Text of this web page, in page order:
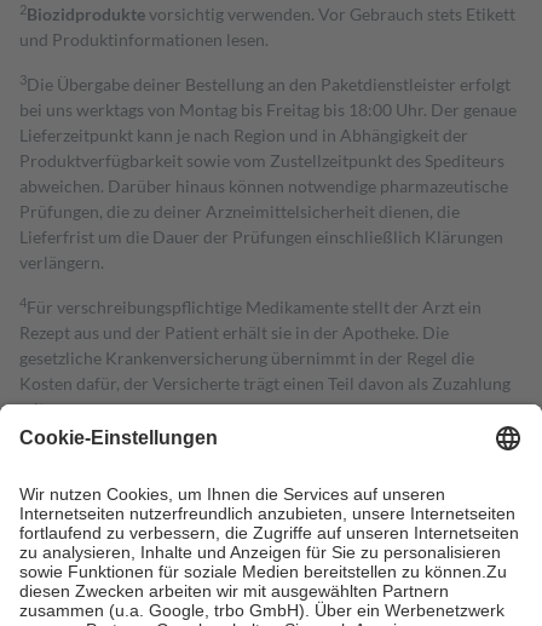
2Biozidproduktevorsichtig verwenden. Vor Gebrauch stets Etikett
und Produktinformationen lesen.
3Die Übergabe deiner Bestellung an den Paketdienstleister erfolgt
bei uns werktags von Montag bis Freitag bis 18:00 Uhr. Der genaue
Lieferzeitpunkt kann je nach Region und in Abhängigkeit der
Produktverfügbarkeit sowie vom Zustellzeitpunkt des Spediteurs
abweichen. Darüber hinaus können notwendige pharmazeutische
Prüfungen, die zu deiner Arzneimittelsicherheit dienen, die
Lieferfrist um die Dauer der Prüfungen einschließlich Klärungen
verlängern.
4Für verschreibungspflichtige Medikamente stellt der Arzt ein
Rezept aus und der Patient erhält sie in der Apotheke. Die
gesetzliche Krankenversicherung übernimmt in der Regel die
Kosten dafür, der Versicherte trägt einen Teil davon als Zuzahlung
mit.
Grundsätzlich leisten Mitglieder Zuzahlungen in Höhe von zehn
höchstens zehn Euro.
Es sind jedoch nie mehr als die tatsächlichen
Kosten der Leistung zu entrichten.
Diese Regeln gelten grundsätzlich auch für Online-Apotheken.
Bei Heilmitteln und häuslicher Krankenpflege beträgt die
Zuzahlung zehn Prozent der Kosten sowie zehn Euro je
Verordnung.